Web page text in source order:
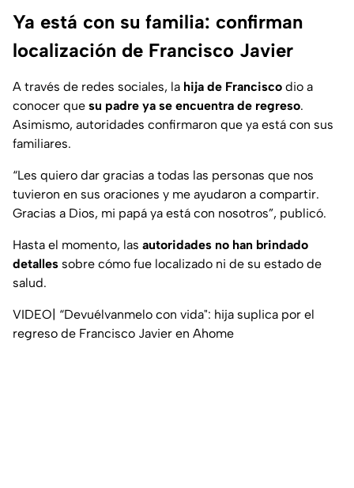
Ya está con su familia: confirman
localización de Francisco Javier
A través de redes sociales, la hija de Francisco dio a
conocer que su padre ya se encuentra de regreso.
Asimismo, autoridades confirmaron que ya está con sus
familiares.
“Les quiero dar gracias a todas las personas que nos
tuvieron en sus oraciones y me ayudaron a compartir.
Gracias a Dios, mi papá ya está con nosotros”, publicó.
Hasta el momento, las autoridades no han brindado
detalles sobre cómo fue localizado ni de su estado de
salud.
VIDEO| “Devuélvanmelo con vida": hija suplica por el
regreso de Francisco Javier en Ahome